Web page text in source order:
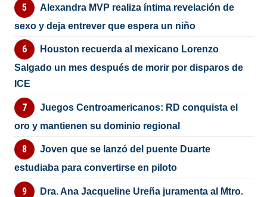
Alexandra MVP realiza íntima revelación de
sexo y deja entrever que espera un niño
Houston recuerda al mexicano Lorenzo
Salgado un mes después de morir por disparos de
ICE
Juegos Centroamericanos: RD conquista el
oro y mantienen su dominio regional
Joven que se lanzó del puente Duarte
estudiaba para convertirse en piloto
Dra. Ana Jacqueline Ureña juramenta al Mtro.